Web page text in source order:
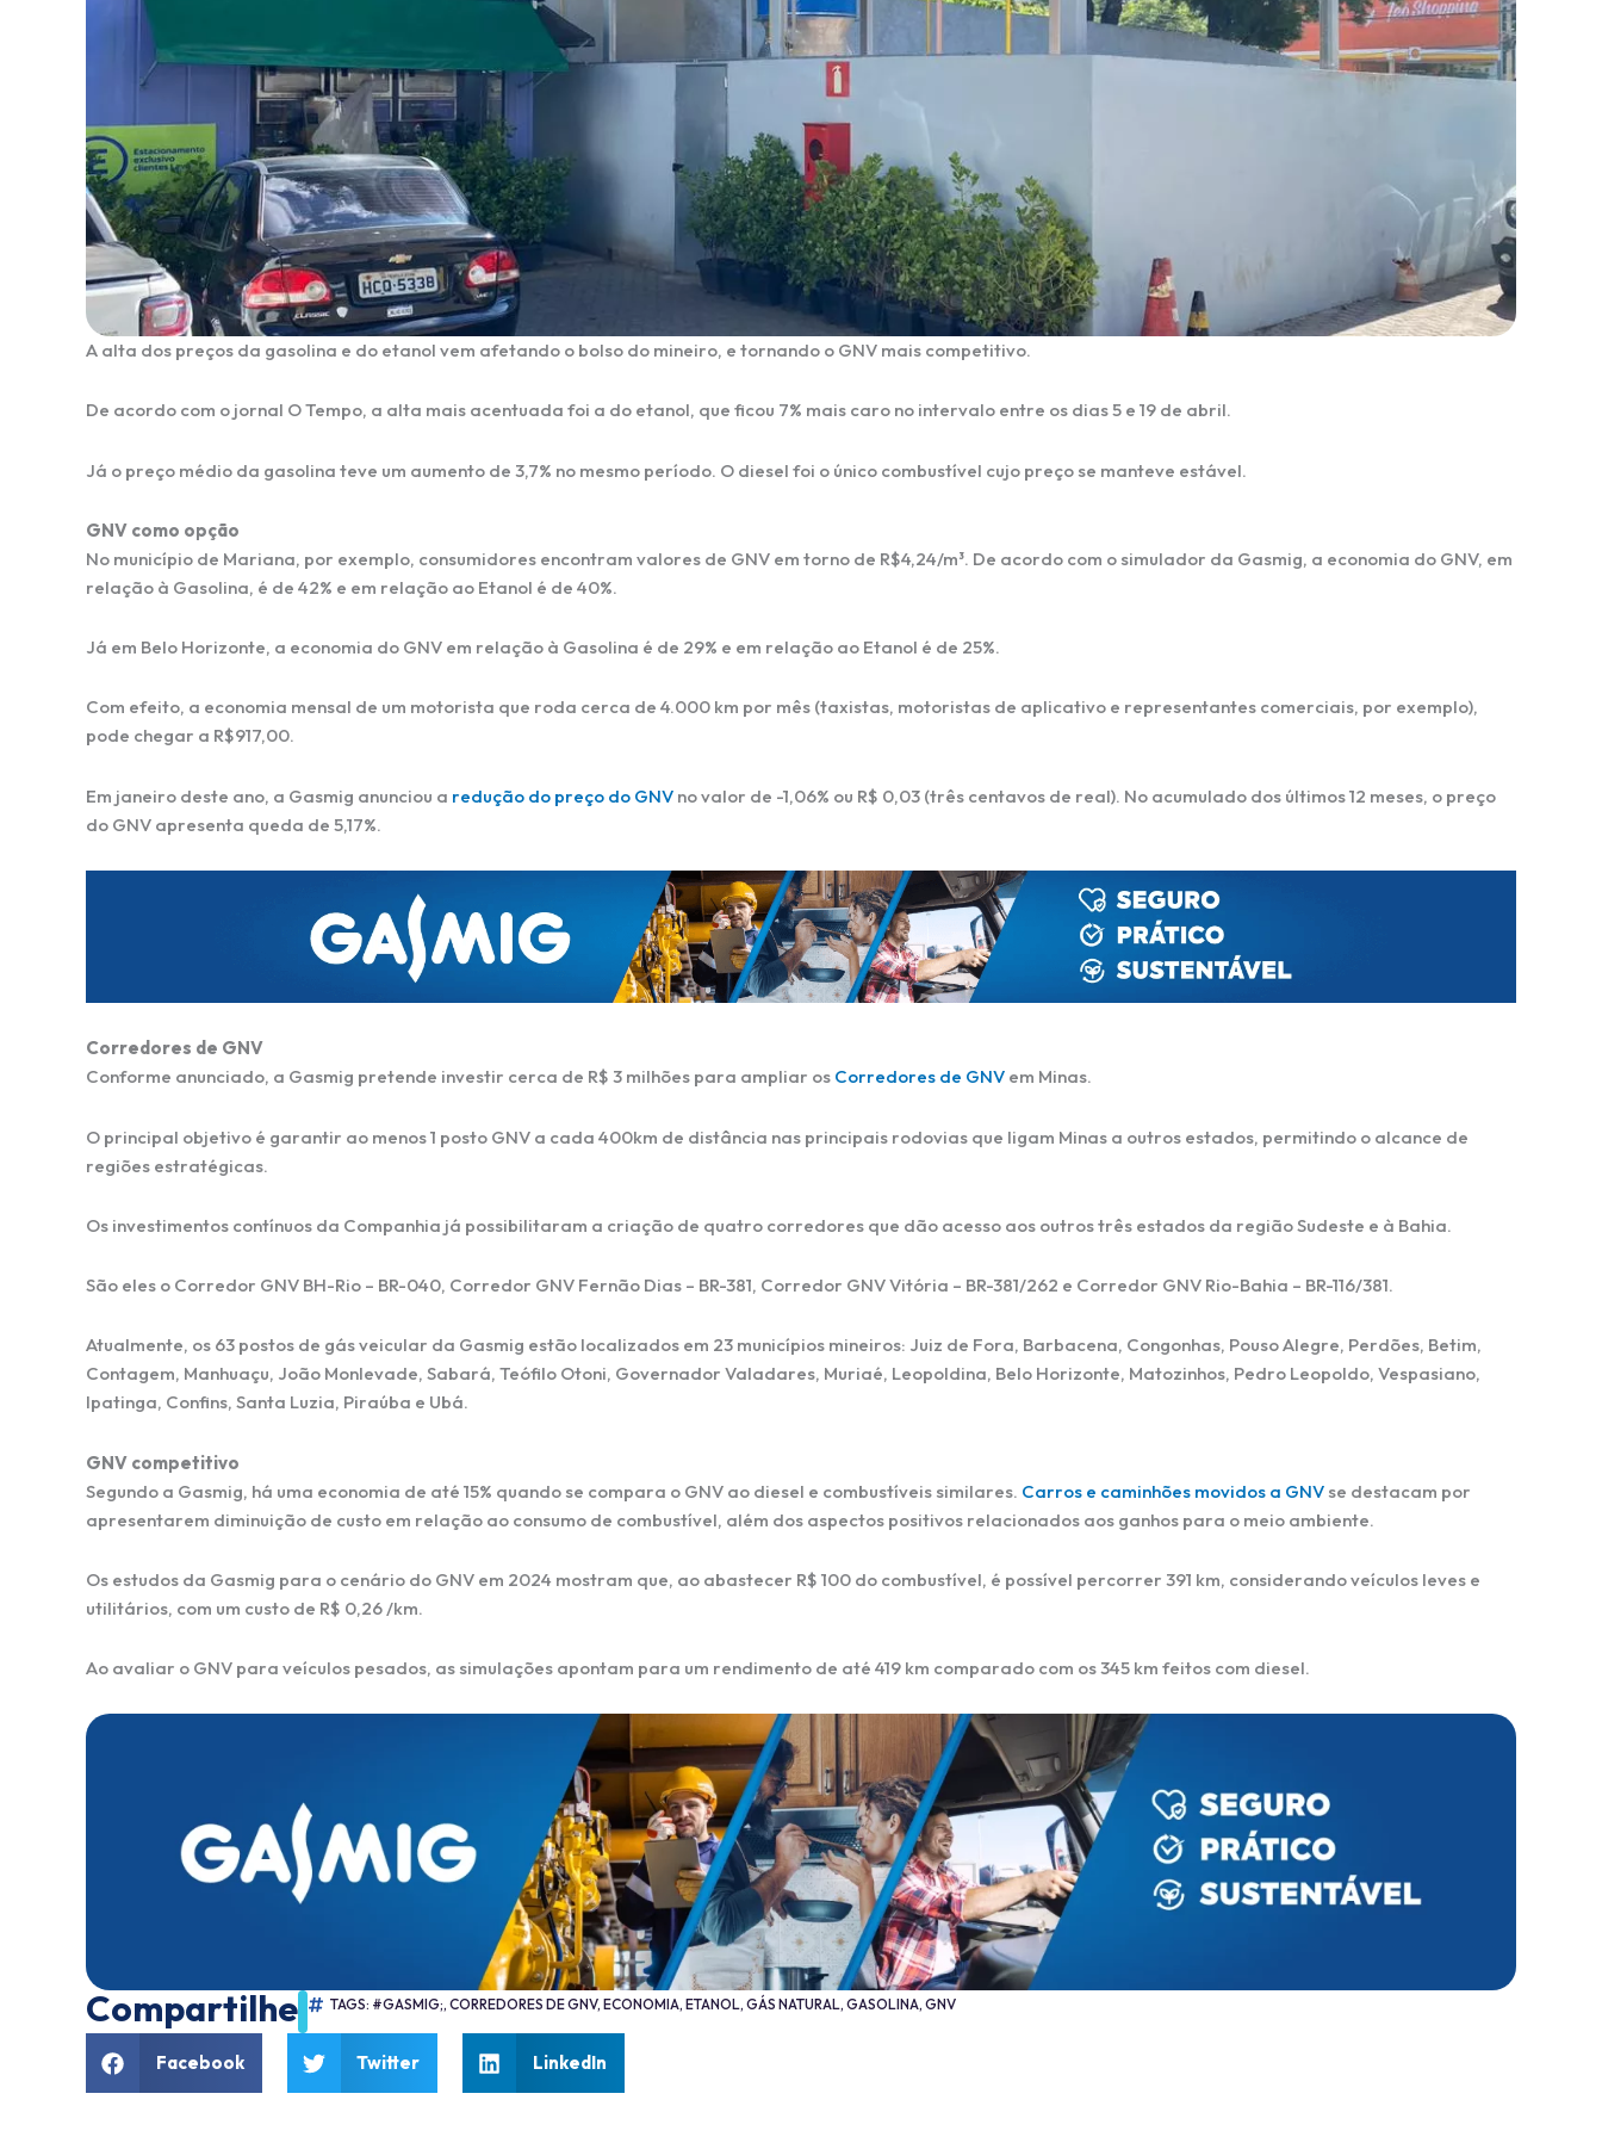
A alta dos preços da gasolina e do etanol vem afetando o bolso do mineiro, e tornando o GNV mais competitivo.
De acordo com o jornal O Tempo, a alta mais acentuada foi a do etanol, que ficou 7% mais caro no intervalo entre os dias 5 e 19 de abril.
Já o preço médio da gasolina teve um aumento de 3,7% no mesmo período. O diesel foi o único combustível cujo preço se manteve estável.
GNV como opção
No município de Mariana, por exemplo, consumidores encontram valores de GNV em torno de R$4,24/m³. De acordo com o simulador da Gasmig, a economia do GNV, em
relação à Gasolina, é de 42% e em relação ao Etanol é de 40%.
Já em Belo Horizonte, a economia do GNV em relação à Gasolina é de 29% e em relação ao Etanol é de 25%.
Com efeito, a economia mensal de um motorista que roda cerca de 4.000 km por mês (taxistas, motoristas de aplicativo e representantes comerciais, por exemplo),
pode chegar a R$917,00.
Em janeiro deste ano, a Gasmig anunciou a redução do preço do GNV no valor de -1,06% ou R$ 0,03 (três centavos de real). No acumulado dos últimos 12 meses, o preço
do GNV apresenta queda de 5,17%.
Corredores de GNV
Conforme anunciado, a Gasmig pretende investir cerca de R$ 3 milhões para ampliar os Corredores de GNV em Minas.
O principal objetivo é garantir ao menos 1 posto GNV a cada 400km de distância nas principais rodovias que ligam Minas a outros estados, permitindo o alcance de
regiões estratégicas.
Os investimentos contínuos da Companhia já possibilitaram a criação de quatro corredores que dão acesso aos outros três estados da região Sudeste e à Bahia.
São eles o Corredor GNV BH-Rio – BR-040, Corredor GNV Fernão Dias – BR-381, Corredor GNV Vitória – BR-381/262 e Corredor GNV Rio-Bahia – BR-116/381.
Atualmente, os 63 postos de gás veicular da Gasmig estão localizados em 23 municípios mineiros: Juiz de Fora, Barbacena, Congonhas, Pouso Alegre, Perdões, Betim,
Contagem, Manhuaçu, João Monlevade, Sabará, Teófilo Otoni, Governador Valadares, Muriaé, Leopoldina, Belo Horizonte, Matozinhos, Pedro Leopoldo, Vespasiano,
Ipatinga, Confins, Santa Luzia, Piraúba e Ubá.
GNV competitivo
Segundo a Gasmig, há uma economia de até 15% quando se compara o GNV ao diesel e combustíveis similares. Carros e caminhões movidos a GNV se destacam por
apresentarem diminuição de custo em relação ao consumo de combustível, além dos aspectos positivos relacionados aos ganhos para o meio ambiente.
Os estudos da Gasmig para o cenário do GNV em 2024 mostram que, ao abastecer R$ 100 do combustível, é possível percorrer 391 km, considerando veículos leves e
utilitários, com um custo de R$ 0,26 /km.
Ao avaliar o GNV para veículos pesados, as simulações apontam para um rendimento de até 419 km comparado com os 345 km feitos com diesel.
Compartilhe TAGS: #GASMIG;, CORREDORES DE GNV, ECONOMIA, ETANOL, GÁS NATURAL, GASOLINA, GNV
Facebook Twitter LinkedIn